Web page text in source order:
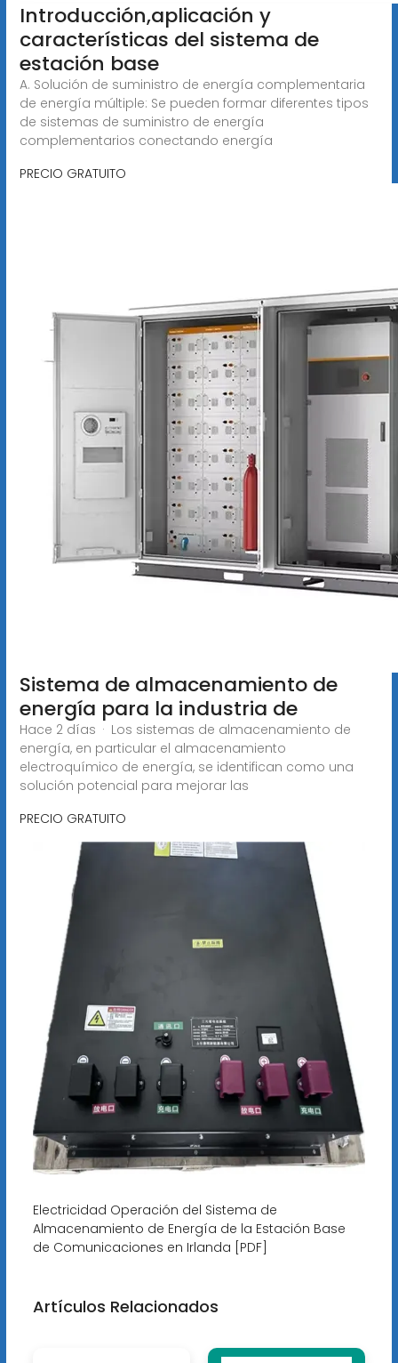
Introducción,aplicación y
características del sistema de
estación base
A. Solución de suministro de energía complementaria
de energía múltiple: Se pueden formar diferentes tipos
de sistemas de suministro de energía
complementarios conectando energía
PRECIO GRATUITO
Sistema de almacenamiento de
energía para la industria de
Hace 2 días · Los sistemas de almacenamiento de
energía, en particular el almacenamiento
electroquímico de energía, se identifican como una
solución potencial para mejorar las
PRECIO GRATUITO
Electricidad Operación del Sistema de
Almacenamiento de Energía de la Estación Base
de Comunicaciones en Irlanda [PDF]
Artículos Relacionados